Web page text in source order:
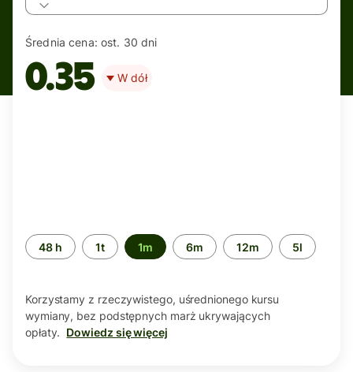
Średnia cena: ost. 30 dni
0.35 W dół
Przedział
czasu
48 h 1t 1m 6m 12m 5l
Korzystamy z rzeczywistego, uśrednionego kursu
wymiany, bez podstępnych marż ukrywających
opłaty. Dowiedz się więcej